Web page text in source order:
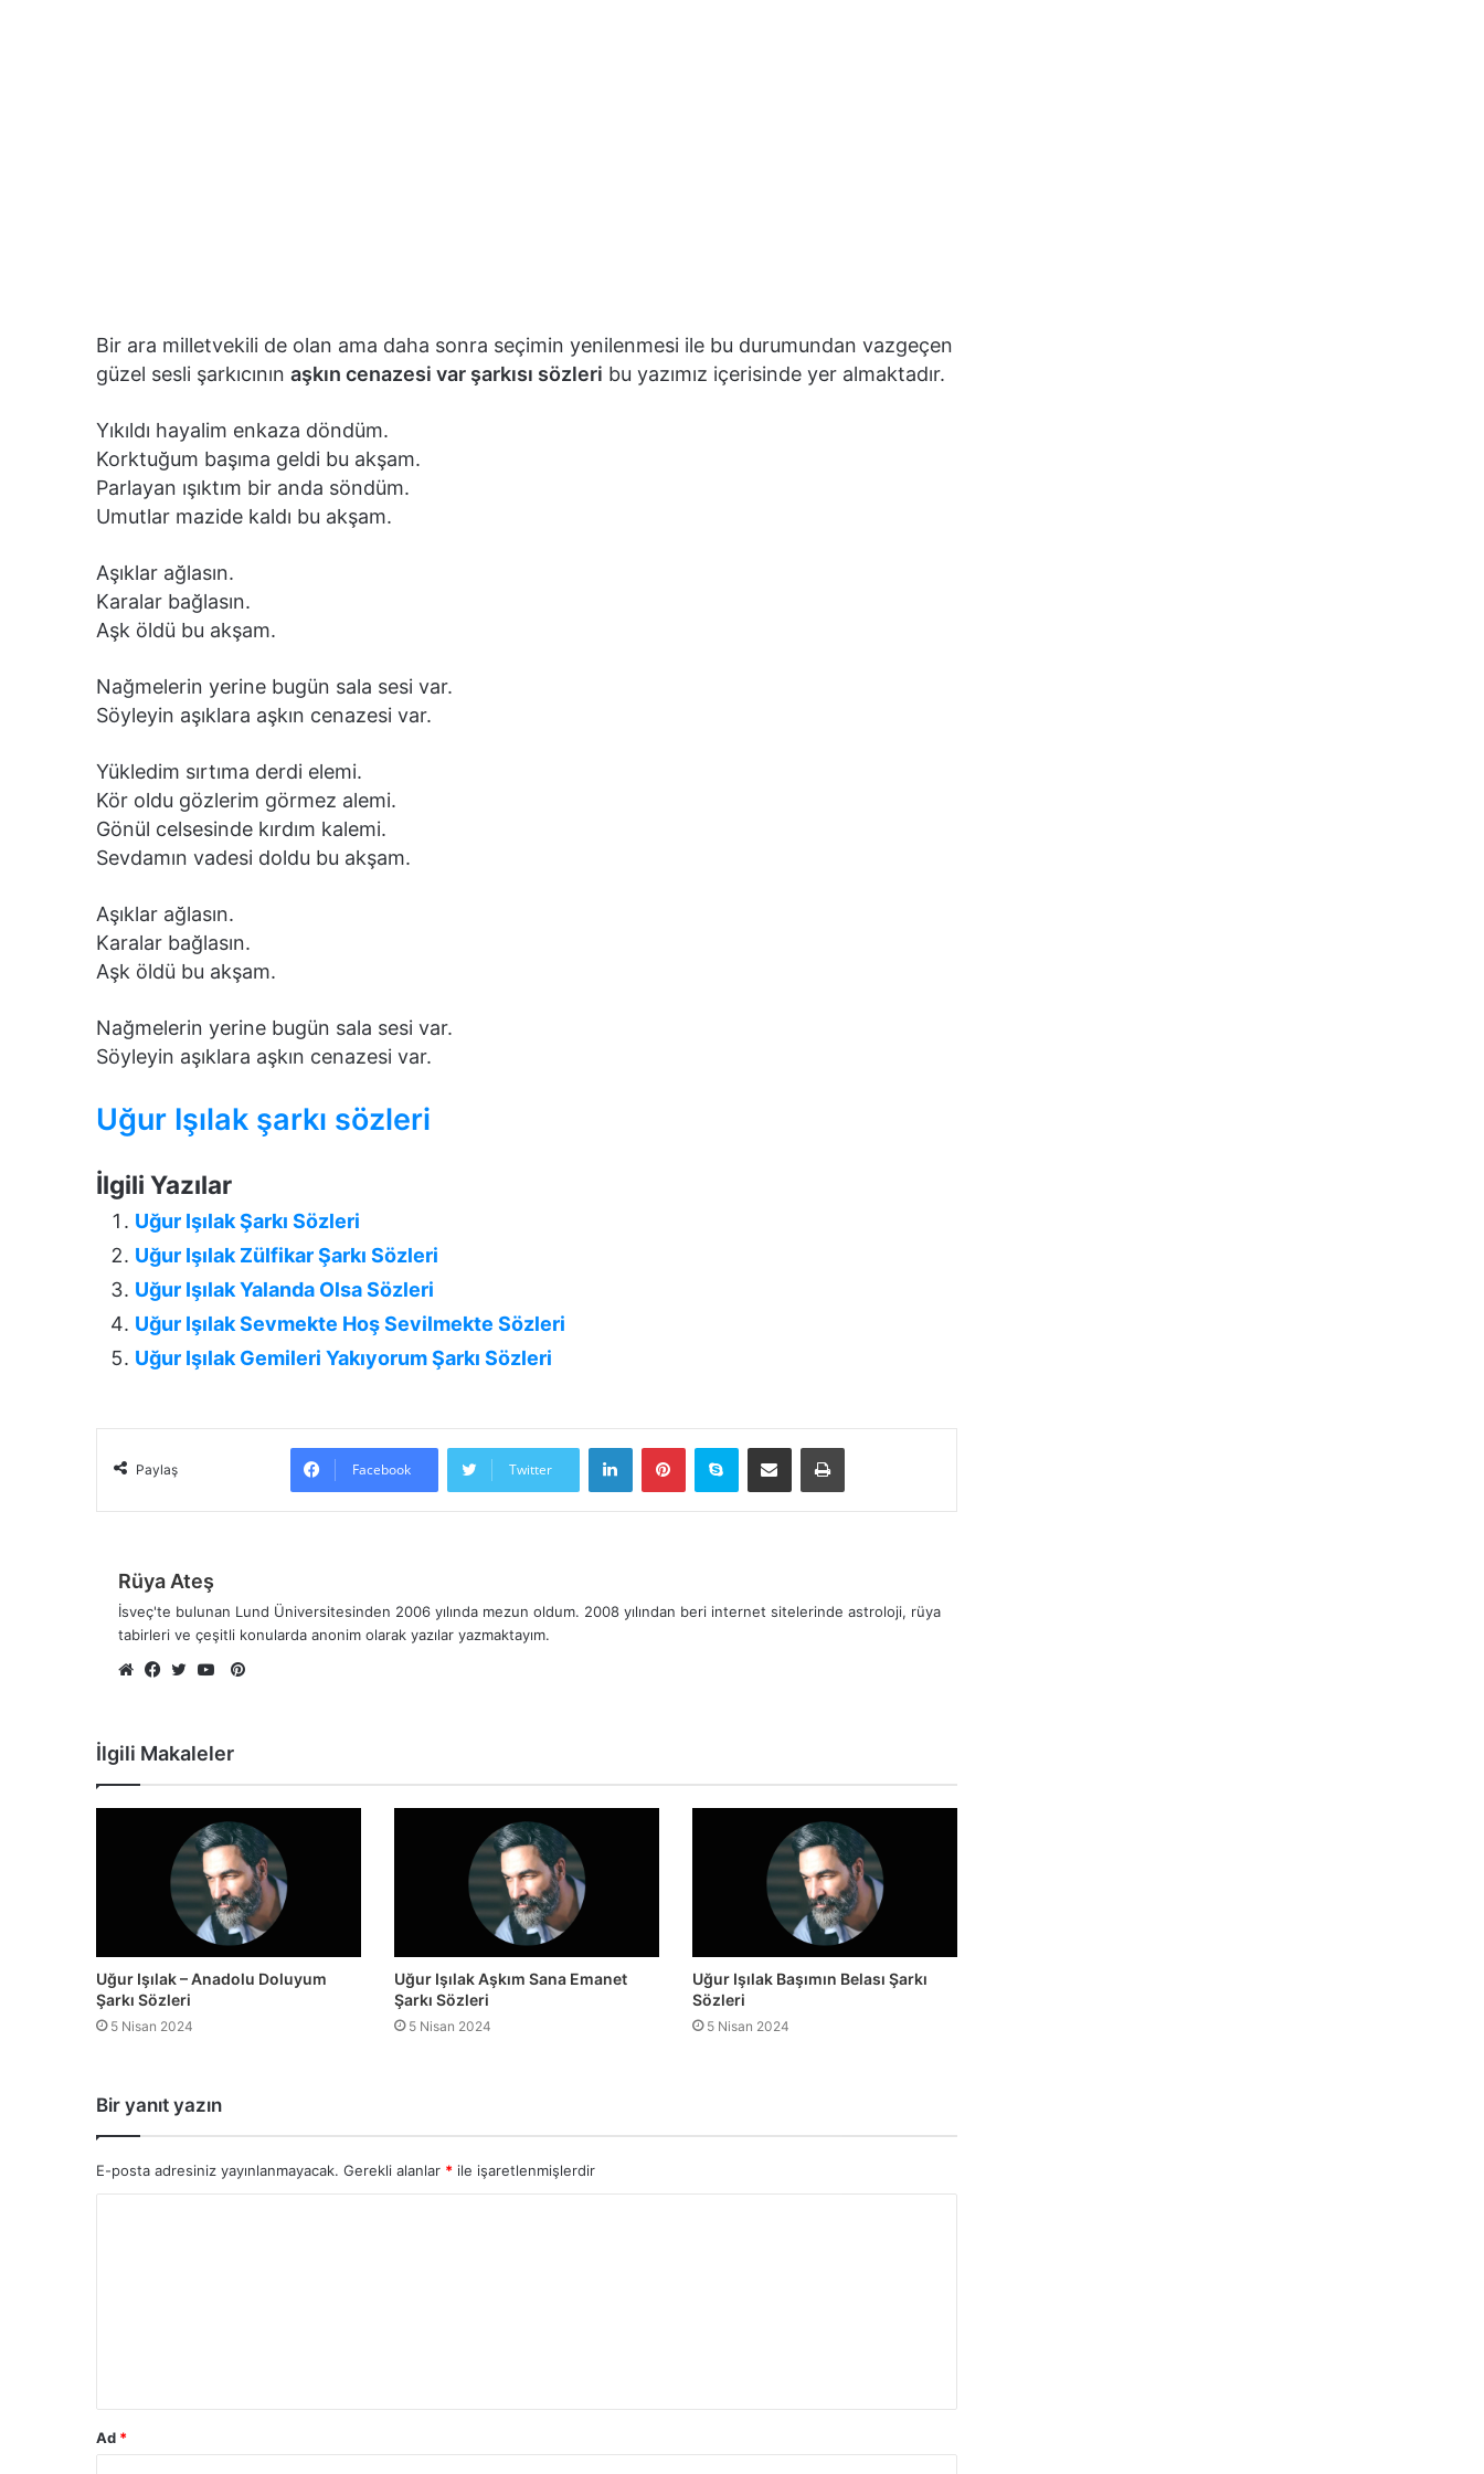
Bir ara milletvekili de olan ama daha sonra seçimin yenilenmesi ile bu durumundan vazgeçen
güzel sesli şarkıcının aşkın cenazesi var şarkısı sözleri bu yazımız içerisinde yer almaktadır.
Yıkıldı hayalim enkaza döndüm.
Korktuğum başıma geldi bu akşam.
Parlayan ışıktım bir anda söndüm.
Umutlar mazide kaldı bu akşam.
Aşıklar ağlasın.
Karalar bağlasın.
Aşk öldü bu akşam.
Nağmelerin yerine bugün sala sesi var.
Söyleyin aşıklara aşkın cenazesi var.
Yükledim sırtıma derdi elemi.
Kör oldu gözlerim görmez alemi.
Gönül celsesinde kırdım kalemi.
Sevdamın vadesi doldu bu akşam.
Aşıklar ağlasın.
Karalar bağlasın.
Aşk öldü bu akşam.
Nağmelerin yerine bugün sala sesi var.
Söyleyin aşıklara aşkın cenazesi var.
Uğur Işılak şarkı sözleri
İlgili Yazılar
Uğur Işılak Şarkı Sözleri
Uğur Işılak Zülfikar Şarkı Sözleri
Uğur Işılak Yalanda Olsa Sözleri
Uğur Işılak Sevmekte Hoş Sevilmekte Sözleri
Uğur Işılak Gemileri Yakıyorum Şarkı Sözleri
Paylaş Facebook Twitter
LinkedInPinterestSkype E-Posta ile paylaş Yazdır
Rüya Ateş
İsveç'te bulunan Lund Üniversitesinden 2006 yılında mezun oldum. 2008 yılından beri internet sitelerinde astroloji, rüya
tabirleri ve çeşitli konularda anonim olarak yazılar yazmaktayım.
Pinterest
İlgili Makaleler
Uğur Işılak – Anadolu Doluyum
Şarkı Sözleri
5 Nisan 2024
Uğur Işılak Aşkım Sana Emanet
Şarkı Sözleri
5 Nisan 2024
Uğur Işılak Başımın Belası Şarkı
Sözleri
5 Nisan 2024
Bir yanıt yazın
E-posta adresiniz yayınlanmayacak. Gerekli alanlar * ile işaretlenmişlerdir
Ad *